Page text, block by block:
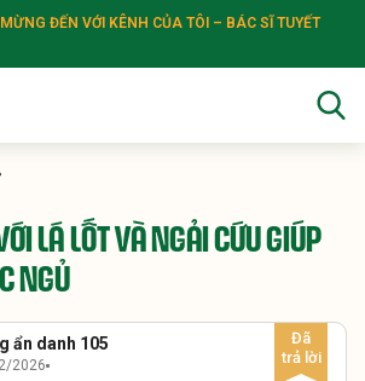
ĐẾN VỚI KÊNH CỦA TÔI – BÁC SĨ TUYẾT
LÁ LỐT VÀ NGẢI CỨU GIÚP
NGỦ
ẩn danh 105
2026